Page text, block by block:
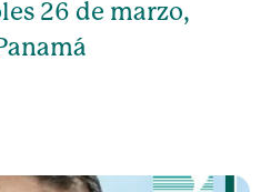
26 de marzo,